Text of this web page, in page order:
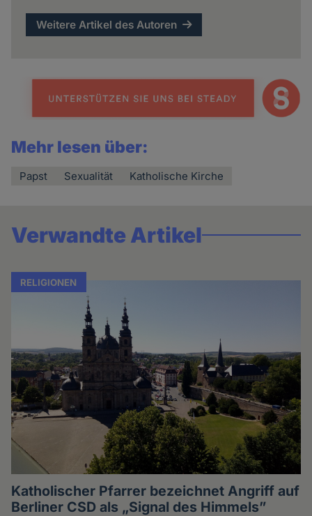
Weitere Artikel des Autoren
Mehr lesen über:
Papst Sexualität Katholische Kirche
Verwandte Artikel
RELIGIONEN
Katholischer Pfarrer bezeichnet Angriff auf
Berliner CSD als „Signal des Himmels”